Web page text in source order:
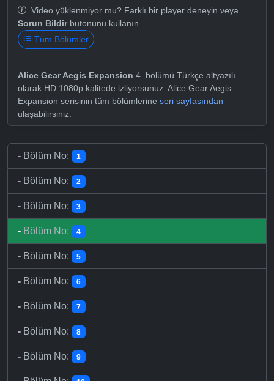
Video yüklenmiyor mu? Farklı bir player deneyin veya
Sorun Bildirbutonunu kullanın.
Tüm Bölümler
Alice Gear Aegis Expansion 4. bölümü Türkçe altyazılı
olarak HD 1080p kalitede izliyorsunuz. Alice Gear Aegis
Expansion serisinin tüm bölümlerine seri sayfasından
ulaşabilirsiniz.
- Bölüm No: 1
- Bölüm No: 2
- Bölüm No: 3
- Bölüm No: 4
- Bölüm No: 5
- Bölüm No: 6
- Bölüm No: 7
- Bölüm No: 8
- Bölüm No: 9